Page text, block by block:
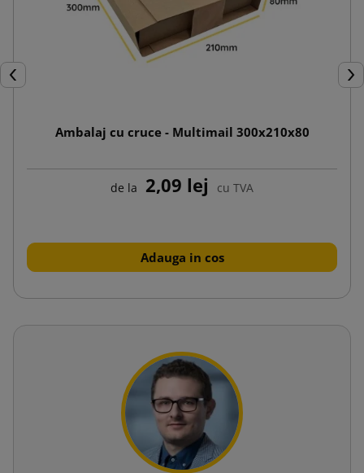
Inapoi
Ambalaj cu cruce - Multimail 300x210x80
de la 2,09 lej cu TVA
Adauga in cos